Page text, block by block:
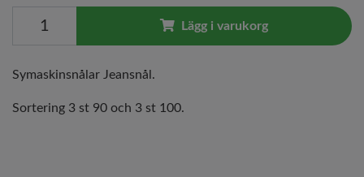
Lägg i varukorg
Symaskinsnålar Jeansnål.
Sortering 3 st 90 och 3 st 100.